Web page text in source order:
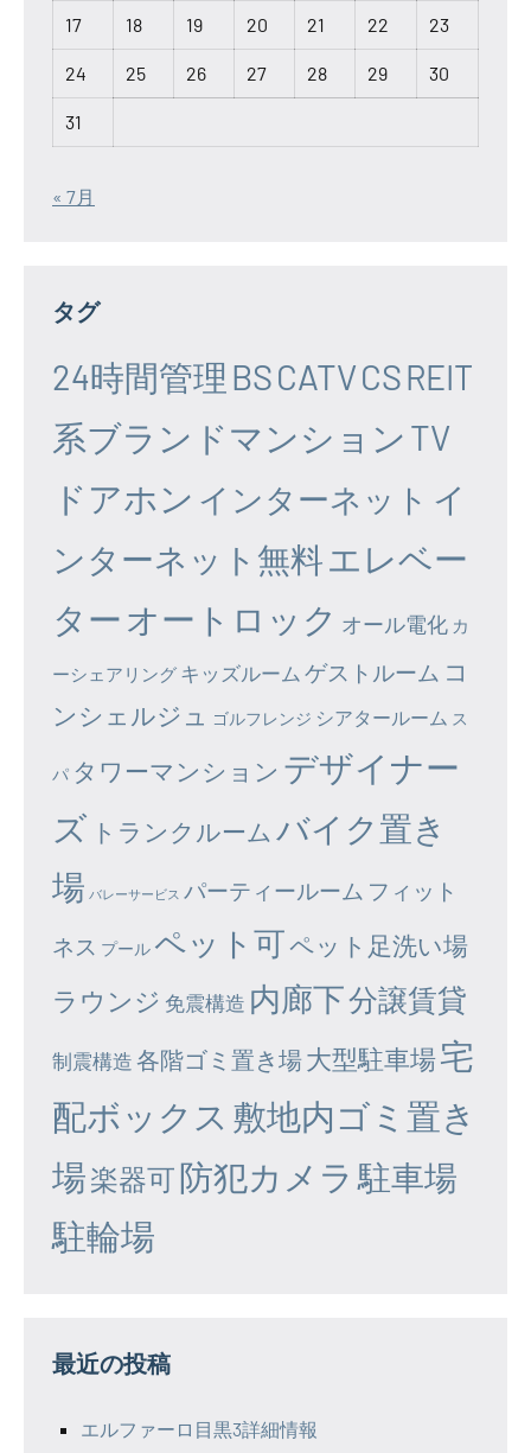
17 18 19 20 21 22 23
24 25 26 27 28 29 30
31
« 7月
タグ
24時間管理 BSCATVCSREIT
系ブランドマンション TV
ドアホン インターネット イ
ンターネット無料エレベー
ター オートロック オール電化 カ
ーシェアリング キッズルーム ゲストルーム コ
ンシェルジュ
ゴルフレンジ シアタールーム ス
パ タワーマンション デザイナー
ズ トランクルーム バイク置き
場 バレーサービス パーティールーム フィット
ネス プール ペット可ペット足洗い場
ラウンジ 免震構造 内廊下分譲賃貸
制震構造 各階ゴミ置き場大型駐車場宅
配ボックス 敷地内ゴミ置き
場楽器可防犯カメラ 駐車場
駐輪場
最近の投稿
エルファーロ目黒3詳細情報